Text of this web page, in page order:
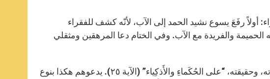
متى 11، 25-30) على ثلاثة أجزاء: أولاً رفَعَ يسوع نشيد الحمد إلى الآب، لأنّه كشف للفقراء
والفريدة مع الآب. وفي الختام دعا المرهقين ومثقلي
في المقام الأول، سبَّح يسوعُ الآب لأنّه أخفى أسرار ملكوته، وحقيقته، “على الحُكَماءِ والأَذكِياء” (الآية ٢٥). يدعوهم هكذا بنوع